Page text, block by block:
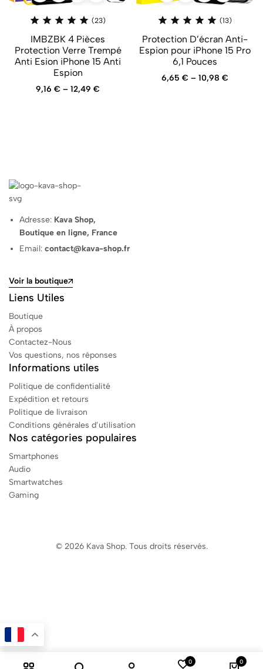
(23)
IMBZBK 4 Pièces
Protection Verre Trempé
Anti Esion iPhone 15 Anti
Espion
9,16€ –12,49€
(13)
Protection D’écran Anti-
Espion pour iPhone 15 Pro
6,1 Pouces
6,65€ –10,98€
Adresse: Kava Shop,
Boutique en ligne, France
Email:contact@kava-shop.fr
Voir la boutique
Liens Utiles
Boutique
À propos
Contactez-Nous
Vos questions, nos réponses
Informations utiles
Politique de confidentialité
Expédition et retours
Politique de livraison
Conditions générales d’utilisation
Nos catégories populaires
Smartphones
Audio
Smartwatches
Gaming
© 2026 Kava Shop. Tous droits réservés.
0 0